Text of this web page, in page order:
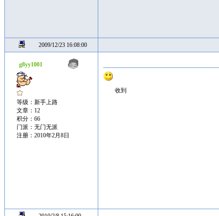
2009/12/23 16:08:00
g8yy1001
等级：新手上路
文章：12
积分：66
门派：无门无派
注册：2010年2月8日
收到